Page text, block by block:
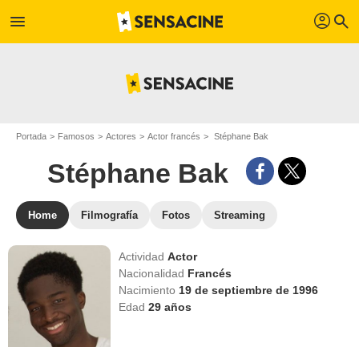
menu profil search
Portada Famosos Actores Actor francés Stéphane Bak
Stéphane Bak
Home Filmografía Fotos Streaming
ActividadActor
Nacionalidad Francés
Nacimiento 19 de septiembre de 1996
Edad29 años